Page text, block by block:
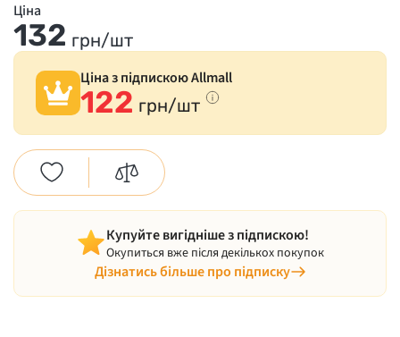
Ціна
132 грн/шт
Ціна з підпискою Allmall
122 грн/шт
Купуйте вигідніше з підпискою!
Окупиться вже після декількох покупок
Дізнатись більше про підписку